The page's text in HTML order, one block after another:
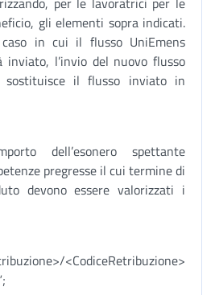
gli elementi sopra indicati.
in cui il flusso UniEmens
inviato, l’invio del nuovo flusso
sostituisce il flusso inviato in
dell’esonero spettante
pregresse il cui termine di
devono essere valorizzati i
<CodiceRetribuzione>